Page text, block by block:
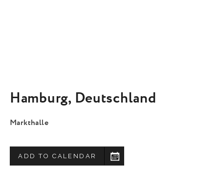
Hamburg, Deutschland
Markthalle
ADD TO CALENDAR